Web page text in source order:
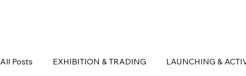
All Posts EXHIBITION & TRADING LAUNCHING &